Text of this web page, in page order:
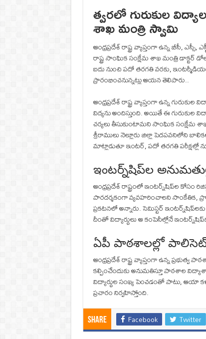
త్వరలో గురుకుల
శాఖ మంత్రి స్వామి
ఆంధ్రప్రదేశ్‌ రాష్ట్ర వ్యాప్తంగా ఉన్న బీసీ, ఎస్సీ,
రాష్ట్ర సాంఘిక సంక్షేమ శాఖ మంత్రి డాక్టర్‌
ఐదు నుంచి పదో తరగతి వరకు,
ప్రారంభించనున్నట్లు ఆయన తెలిపారు..
ఆంధ్రప్రదేశ్‌ రాష్ట్ర వ్యాప్తంగా ఉన్న
విద్యను అందిస్తుంది. అయితే ఈ గురుకుల
చర్యలు తీసుకుంటామని సాంఘిక సంక్షేమ
శ్రీరాములు నెల్లూరు జిల్లా పెదపవనిలోని
మాట్లాడుతూ ఇంటర్, పదో తరగతి పరీక్షల్లో
ఇంటర్న్‌షిప్‌ల
ఆంధ్రప్రదేశ్‌ రాష్ట్రంలో ఇంటర్న్‌షిప్‌ల కోసం
పారదర్శకంగా వ్యవహరించాలని సాంకేతిక,
ప్రకటనలో అన్నారు. సెమిస్టర్‌
దీంతో విద్యార్థులు ఆ కంపెనీల్లోనే
ఏపీ పాఠశాలల్లో
ఆంధ్రప్రదేశ్‌ రాష్ట్ర వ్యాప్తంగా ఉన్న
కల్పించేందుకు అనుమతిస్తూ పాఠశాల
విద్యార్థుల సంఖ్య పెంచడంతో పాటు, ఆయా
ప్రచారం నిర్వహిస్తోంది.
Share Facebook Twitter